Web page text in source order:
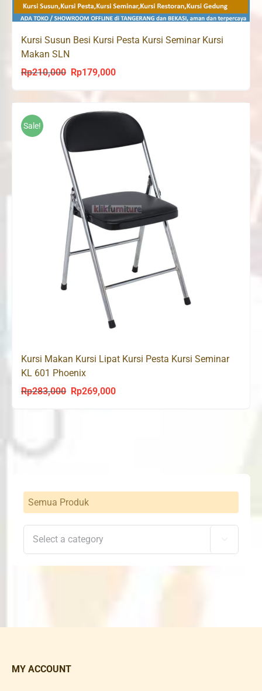
Kursi Susun Besi Kursi Pesta Kursi Seminar Kursi
Makan SLN
Rp210,000
Original
was:
Rp210,000.
Rp179,000Current
is:
Rp179,000.
Sale!
Kursi Makan Kursi Lipat Kursi Pesta Kursi Seminar
KL 601 Phoenix
Rp283,000
Original
Rp269,000Current
Semua Produk

MY ACCOUNT